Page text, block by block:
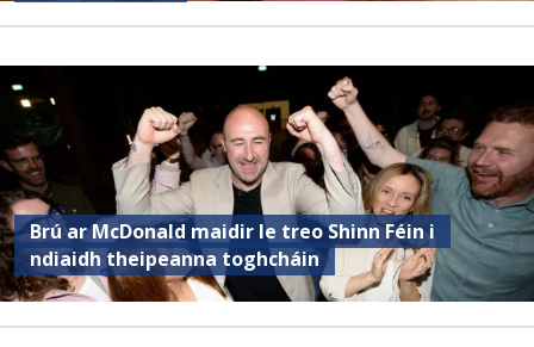
Brú ar McDonald maidir le treo Shinn Féin i
ndiaidh theipeanna toghcháin